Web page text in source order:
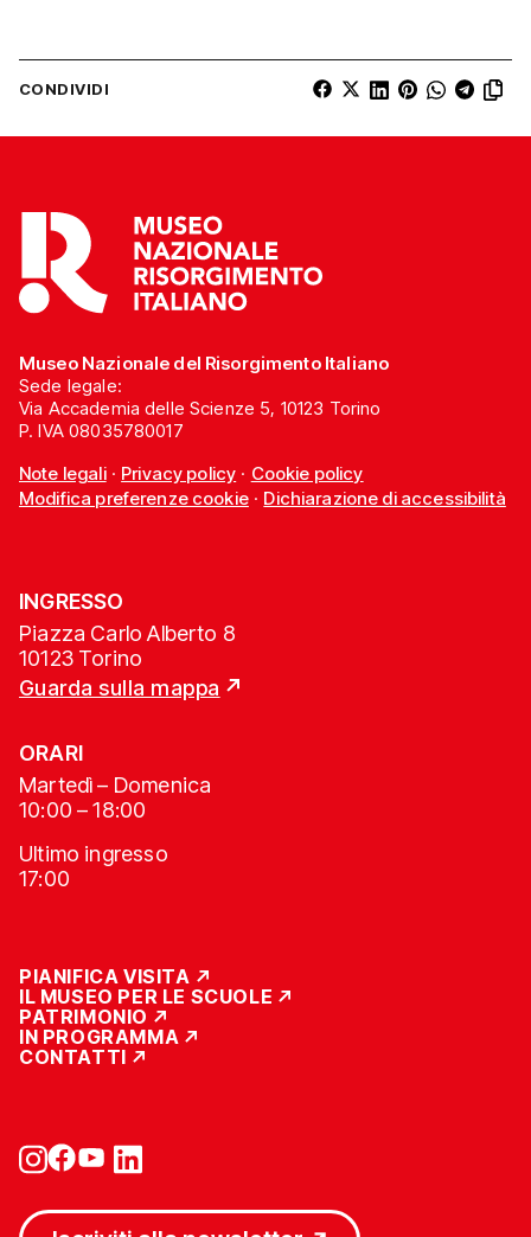
CONDIVIDI
Museo Nazionale del Risorgimento Italiano
Sede legale:
Via Accademia delle Scienze 5, 10123 Torino
P. IVA 08035780017
Note legali· Privacy policy · Cookie policy
Modifica preferenze cookie· Dichiarazione di accessibilità
INGRESSO
Piazza Carlo Alberto 8
10123 Torino
Guarda sulla mappa
ORARI
Martedì – Domenica
10:00 – 18:00
Ultimo ingresso
17:00
PIANIFICA VISITA
IL MUSEO PER LE SCUOLE
PATRIMONIO
IN PROGRAMMA
CONTATTI